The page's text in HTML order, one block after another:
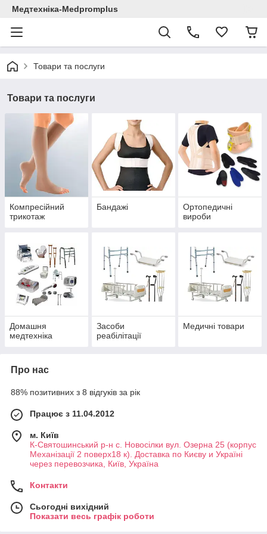
Медтехніка-Medpromplus
Товари та послуги
Товари та послуги
Компресійний
трикотаж
Бандажі
Ортопедичні
вироби
Домашня
медтехніка
Засоби
реабілітації
Медичні товари
Про нас
88% позитивних з 8 відгуків за рік
Працює з 11.04.2012
м. Київ
К-Святошинський р-н с. Новосілки вул. Озерна 25 (корпус
Механізації 2 поверх18 к). Доставка по Києву и Україні
через перевозчика, Київ, Україна
Контакти
Сьогодні вихідний
Показати весь графік роботи